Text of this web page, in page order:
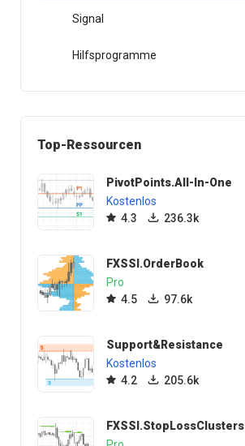
Signal
Hilfsprogramme
Top-Ressourcen
PivotPoints.All-In-One
Kostenlos
4.3
236.3k
FXSSI.OrderBook
Pro
4.5
97.6k
Support&Resistance
Kostenlos
4.2
205.6k
FXSSI.StopLossClusters